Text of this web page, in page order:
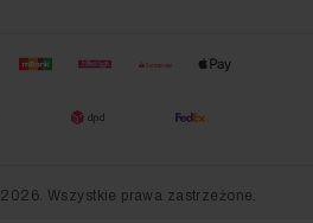
2026. Wszystkie prawa zastrzeżone.